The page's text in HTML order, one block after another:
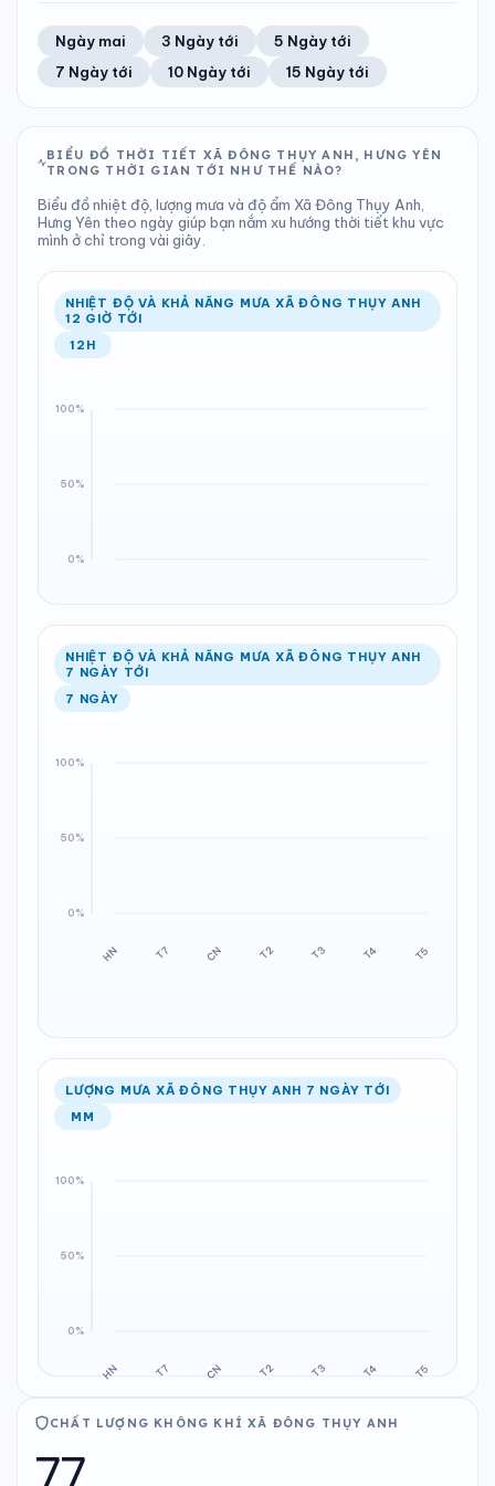
26°C 100%
Khả năng mưa
3.58 mm
Tổng cả ngày
1000 hPa
Bình thường
10
Chỉ số UV
Tốt
Ước lượng
25°C
Ổn định
100%
Khả năng mưa
Trung bình ngày Tốc độ gió
TIA UV TẦM NHÌN
LƯỢNG MƯA
2.31 mm
Tổng cả ngày
ÁP SUẤT
1001 hPa
Bình thường
Ổn định Khả năng mưa
Ngày mai 3 Ngày tới
5 Ngày tới
7 Ngày tới
10 Ngày tới 15 Ngày tới
BIỂU ĐỒ THỜI TIẾT XÃ ĐÔNG THỤY ANH, HƯNG YÊN
TRONG THỜI GIAN TỚI NHƯ THẾ NÀO?
Biểu đồ nhiệt độ, lượng mưa và độ ẩm Xã Đông Thụy Anh,
Hưng Yên theo ngày giúp bạn nắm xu hướng thời tiết khu vực
mình ở chỉ trong vài giây.
NHIỆT ĐỘ VÀ KHẢ NĂNG MƯA XÃ ĐÔNG THỤY ANH
12 GIỜ TỚI
12H
NHIỆT ĐỘ VÀ KHẢ NĂNG MƯA XÃ ĐÔNG THỤY ANH
7 NGÀY TỚI
7 NGÀY
LƯỢNG MƯA XÃ ĐÔNG THỤY ANH 7 NGÀY TỚI
MM
CHẤT LƯỢNG KHÔNG KHÍ XÃ ĐÔNG THỤY ANH